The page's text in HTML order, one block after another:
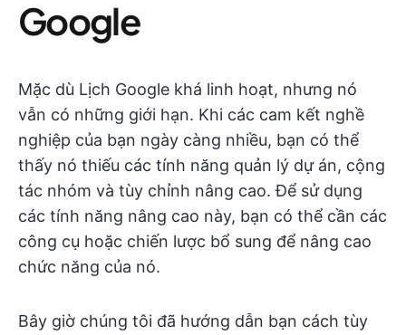
Google
Mặc dù Lịch Google khá linh hoạt, nhưng nó
vẫn có những giới hạn. Khi các cam kết nghề
nghiệp của bạn ngày càng nhiều, bạn có thể
thấy nó thiếu các tính năng quản lý dự án, cộng
tác nhóm và tùy chỉnh nâng cao. Để sử dụng
các tính năng nâng cao này, bạn có thể cần các
công cụ hoặc chiến lược bổ sung để nâng cao
chức năng của nó.
Bây giờ chúng tôi đã hướng dẫn bạn cách tùy